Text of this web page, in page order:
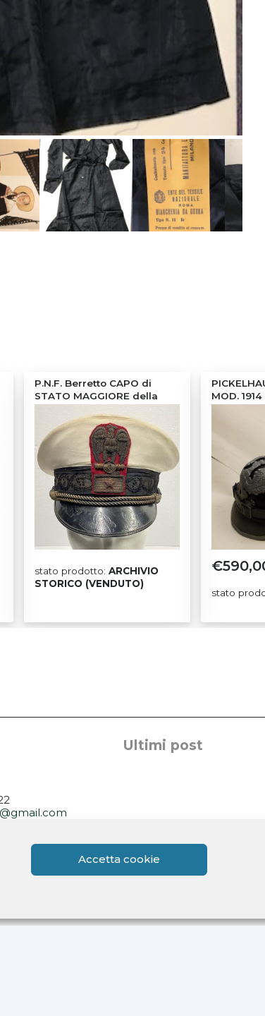
Accetta cookie
P.N.F. Berretto CAPO di
STATO MAGGIORE della
stato prodotto: ARCHIVIO
STORICO (VENDUTO)
MOD. 1914
€
stato
/ 14.00-18.0
Ultimi post